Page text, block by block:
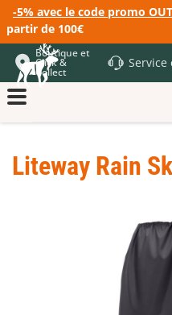
-5% avec le code promo
partir de 100€
Boutique et
Click &
Collect
Service
Liteway Rain